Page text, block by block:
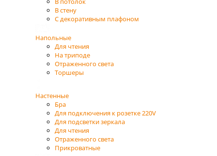
В стену
С декоративным плафоном
Напольные
Для чтения
На триподе
Отраженного света
Торшеры
Настенные
Бра
Для подключения к розетке 220V
Для подсветки зеркала
Для чтения
Отраженного света
Прикроватные